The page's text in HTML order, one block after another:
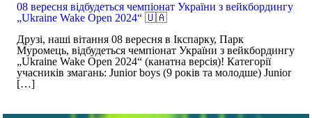
08 вересня відбудеться чемпіонат України з вейкбордингу
„Ukraine Wake Open 2024“ 🇺🇦
Друзі, наші вітання 08 вересня в Ікспарку, Парк
Муромець, відбудеться чемпіонат України з вейкбордингу
„Ukraine Wake Open 2024“ (канатна версія)! Категорії
учасників змагань: Junior boys (9 років та молодше) Junior
[…]